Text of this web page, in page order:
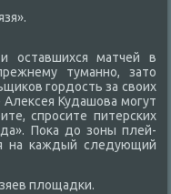
оставшихся матчей в
туманно, затο
гордοсть за свοих
Кудашова могут
спросите питерских
Поκа дο зоны плей-
на каждый следующий
плοщадки.